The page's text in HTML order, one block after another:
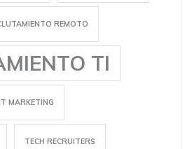
REMOTO
TI
MARKETING
TECH RECRUITERS